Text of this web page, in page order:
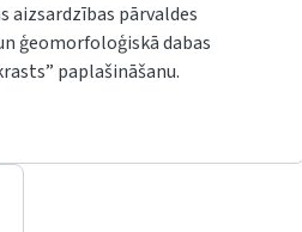
pārvaldes
ģeomorfoloģiskā dabas
paplašināšanu.